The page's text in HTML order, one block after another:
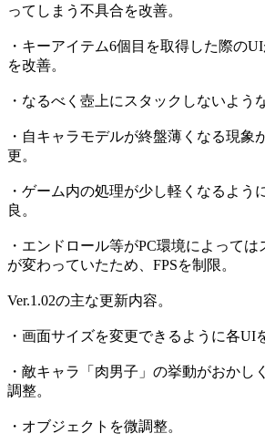
ってしまう不具合を改善。
・キーアイテム6個目を取得した際の
を改善。
・なるべく壺上にスタックしないよう
・自キャラモデルが終盤薄くなる現象
更。
・ゲーム内の処理が少し軽くなるよう
良。
・エンドロール等がPC環境によって
が変わっていたため、FPSを制限。
Ver.1.02の主な更新内容。
・画面サイズを変更できるように各UI
・敵キャラ「肉男子」の挙動がおかし
調整。
・オブジェクトを微調整。